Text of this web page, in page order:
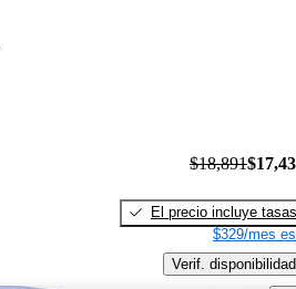
$18,891
El precio incluye tasas
$329/mes
Verif. disponibilidad